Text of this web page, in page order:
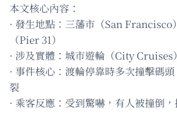
本文核心內容：
· 發生地點：三藩市（San Francisco
（Pier 31）
· 涉及實體：城市遊輪（City Cruises
· 事件核心：渡輪停靠時多次撞擊碼
裂
· 乘客反應：受到驚嚇，有人被撞倒